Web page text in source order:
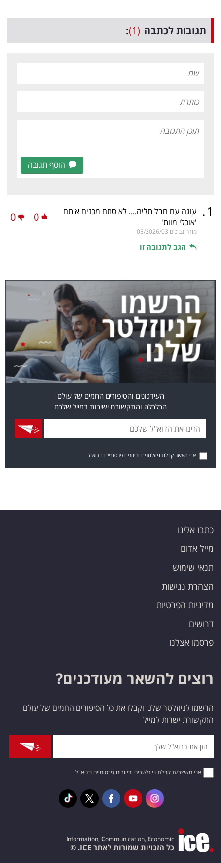
תגובות לכתבה (1)
:
הוסף תגובה
1
. עוגה עם חבל תליה.... לא סתם מכנים אותם
'אוכלי מוות'
מורה נבוכים 05/2026/03
הגב לתגובה זו
0
0
העידכונים והסיפורים החמים של עולם
הכלכלה והתקשורת ישירות במייל שלכם
אני מאשר קבלת ניוזלטרים ודיוורים פרסומיים בדוא"ל
כתבו אלינו
מייל אדום
תנאי שימוש
הצהרת נגישות
מדיניות הפרטיות
דרושים
פרסמו אצלנו
רוצים להשאר מעודכנים?
הרשמו לניוזלטר שלנו וקבלו את כל הסיפורים החמים של עולם
התקשורת ישרות למייל
אני מאשר/ת קבלת ניוזלטרים ודיוורים פרסומיים בדוא"ל
Information, Communication, Economic
כל הזכויות שמורות לאתר ICE. ©